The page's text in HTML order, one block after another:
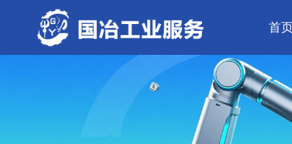
首页
发展历程
钢结构工程
设备安装
其它工程
人工智能 • 机
新材料 • 特
行业资讯
工业问答